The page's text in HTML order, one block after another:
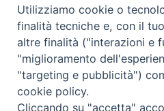
Scrivici
Copyright © 2019 -
Utilizziamo cookie o
finalità tecniche e, con il
altre finalità ("interazioni e
"miglioramento
"targeting e pubblicità")
cookie policy.
Cliccando su "accetta"